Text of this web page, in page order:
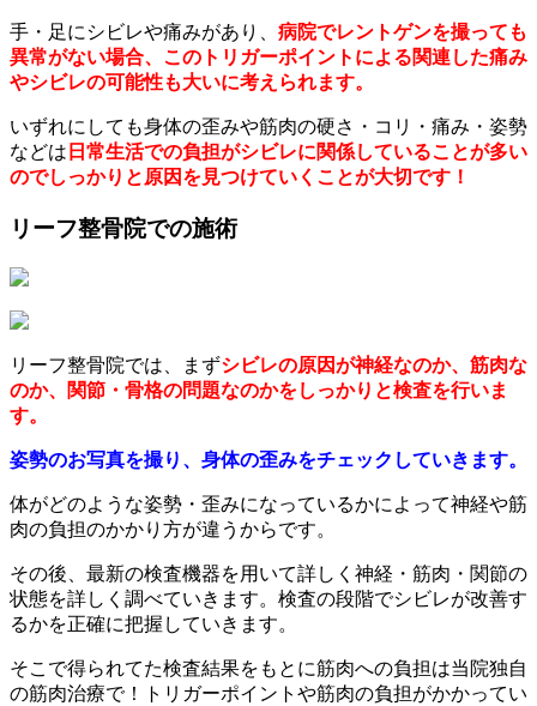
手・足にシビレや痛みがあり、 病院でレントゲンを撮っても
異常がない場合、このトリガーポイントによる関連した痛み
やシビレの可能性も大いに考えられます。
いずれにしても身体の歪みや筋肉の硬さ・コリ・痛み・姿勢
などは 日常生活での負担がシビレに関係していることが多い
のでしっかりと原因を見つけていくことが大切です！
リーフ整骨院での施術
リーフ整骨院では、まずシビレの原因が神経なのか、筋肉な
のか、関節・骨格の問題なのかをしっかりと検査を行いま
す。
姿勢のお写真を撮り、身体の歪みをチェックしていきます。
体がどのような姿勢・歪みになっているかによって神経や筋
肉の負担のかかり方が違うからです。
その後、最新の検査機器を用いて詳しく神経・筋肉・関節の
状態を詳しく調べていきます。検査の段階でシビレが改善す
るかを正確に把握していきます。
そこで得られてた検査結果をもとに筋肉への負担は当院独自
の筋肉治療で！トリガーポイントや筋肉の負担がかかってい